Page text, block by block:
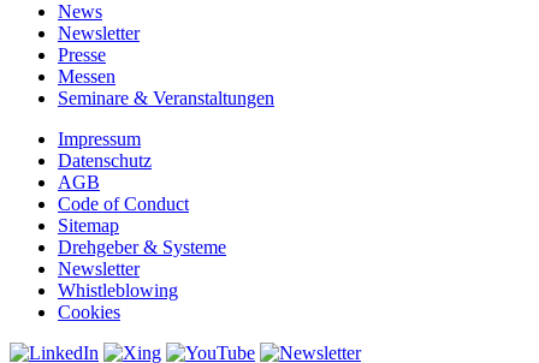
News
Newsletter
Presse
Messen
Seminare & Veranstaltungen
Impressum
Datenschutz
AGB
Code of Conduct
Sitemap
Drehgeber & Systeme
Newsletter
Whistleblowing
Cookies